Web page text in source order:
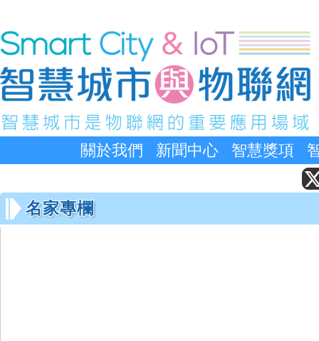
關於我們 新聞中心 智慧獎項
名家專欄